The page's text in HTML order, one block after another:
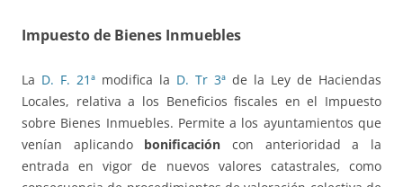
Impuesto de Bienes Inmuebles
La D. F. 21ª modifica la D. Tr 3ª de la Ley de Haciendas
Locales, relativa a los Beneficios fiscales en el Impuesto
sobre Bienes Inmuebles. Permite a los ayuntamientos que
venían aplicando bonificación con anterioridad a la
entrada en vigor de nuevos valores catastrales, como